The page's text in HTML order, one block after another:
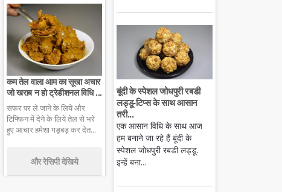
कम तेल वाला आम का सूखा अचार
जो खराब न हो ट्रेडीशनल विधि ...
सफर पर ले जाने के लिये और
टिफ्फिन में देने के लिये तेल से भरे
हुए आचार हमेशा गड़बड़ कर देत...
और रेसिपी देखिये
बूंदी के स्पेशल जोधपुरी रबडी
लड्डू-टिप्स के साथ आसान
तरी...
एक आसान विधि के साथ आज
हम बनाने जा रहे हैं बूंदी के
स्पेशल जोधपुरी रबडी लड्डू.
इन्हें बना...